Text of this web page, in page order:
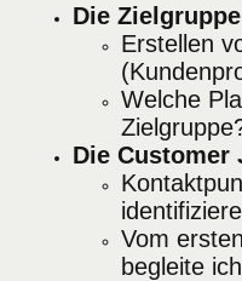
Die
Erstellen
Welche
Die Customer
Vom
begleite